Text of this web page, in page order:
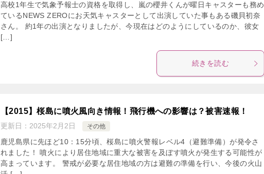
高校1年生で気象予報士の資格を取得し、嵐の櫻井くんが曜日キャスターも務め
ているNEWS ZEROにお天気キャスターとして出演していた事もある磯貝初奈
さん。 約1年の出演となりましたが、今現在はどのようにしているのか、彼女
[…]
続きを読む
【2015】桜島に噴火風向き情報！飛行機への影響は？被害速報！
更新日： 2025年2月2日 その他
鹿児島県に先ほど10：15分頃、桜島に噴火警報レベル4（避難準備）が発令さ
れました！ 噴火により居住地域に重大な被害を及ぼす噴火が発生する可能性が
高まっています。 警戒が必要な居住地域の方は避難の準備を行い、今後の火山